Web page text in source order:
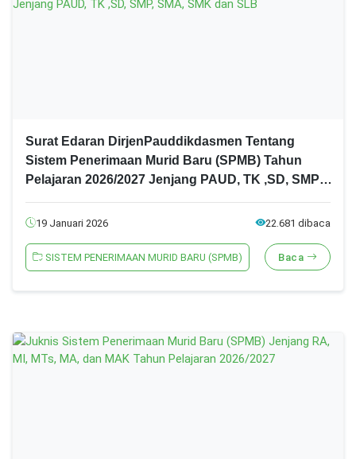
Surat Edaran DirjenPauddikdasmen Tentang
Sistem Penerimaan Murid Baru (SPMB) Tahun
Pelajaran 2026/2027 Jenjang PAUD, TK ,SD, SMP,
19 Januari 2026 22.681 dibaca
SISTEM PENERIMAAN MURID BARU (SPMB) Baca